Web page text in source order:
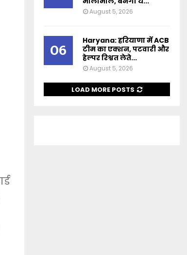
August 5, 2026
06
Haryana: हरियाणा में ACB
टीम का एक्शन, पटवारी और
हेल्पर रिश्वत लेते...
August 5, 2026
LOAD MORE POSTS